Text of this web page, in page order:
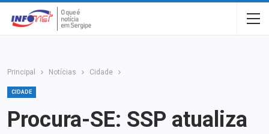
Principal Notícias Cidade
CIDADE
Procura-SE: SSP atualiza